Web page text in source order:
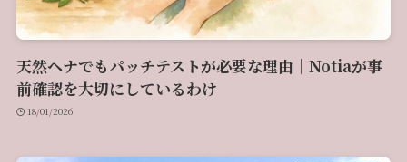
天然ヘナでもパッチテストが必要な理由｜Notiaが事
前確認を大切にしているわけ
18/01/2026